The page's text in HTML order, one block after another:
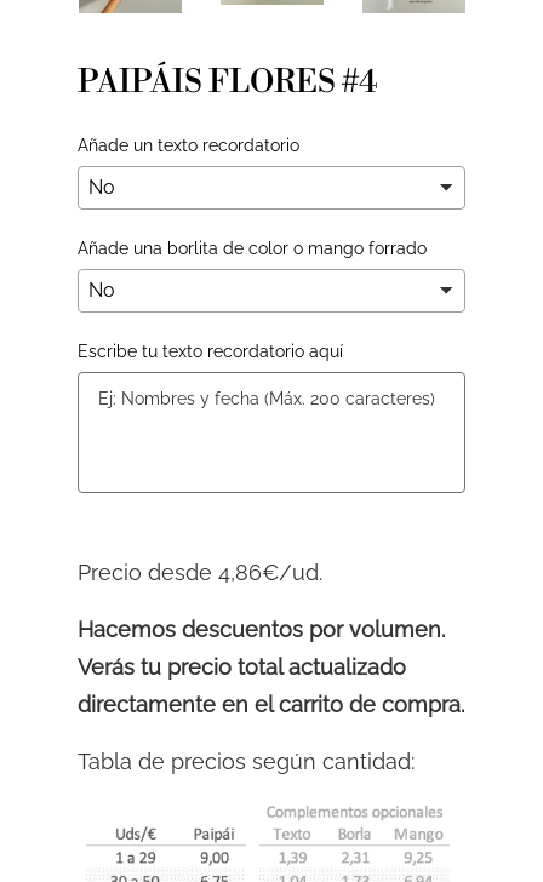
PAIPÁIS FLORES #4
Añade un texto recordatorio
Añade una borlita de color o mango forrado
Escribe tu texto recordatorio aquí
Precio desde 4,86€/ud.
Hacemos descuentos por volumen.
Verás tu precio total actualizado
directamente en el carrito de compra.
Tabla de precios según cantidad: